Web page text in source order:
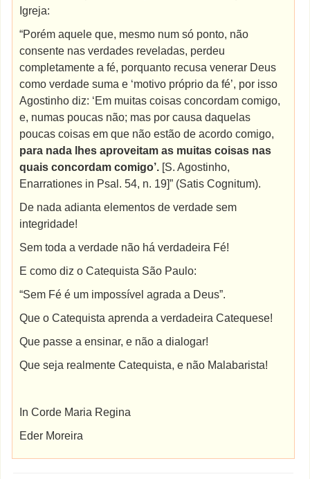
Igreja:
“Porém aquele que, mesmo num só ponto, não
consente nas verdades reveladas, perdeu
completamente a fé, porquanto recusa venerar Deus
como verdade suma e ‘motivo próprio da fé’, por isso
Agostinho diz: ‘Em muitas coisas concordam comigo,
e, numas poucas não; mas por causa daquelas
poucas coisas em que não estão de acordo comigo,
para nada lhes aproveitam as muitas coisas nas
quais concordam comigo’. [S. Agostinho,
Enarrationes in Psal. 54, n. 19]” (Satis Cognitum).
De nada adianta elementos de verdade sem
integridade!
Sem toda a verdade não há verdadeira Fé!
E como diz o Catequista São Paulo:
“Sem Fé é um impossível agrada a Deus”.
Que o Catequista aprenda a verdadeira Catequese!
Que passe a ensinar, e não a dialogar!
Que seja realmente Catequista, e não Malabarista!
In Corde Maria Regina
Eder Moreira